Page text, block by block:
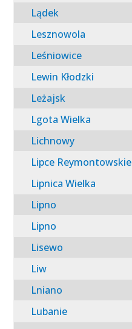
Lądek
Lesznowola
Leśniowice
Lewin Kłodzki
Leżajsk
Lgota Wielka
Lichnowy
Lipce Reymontowskie
Lipnica Wielka
Lipno
Lipno
Lisewo
Liw
Lniano
Lubanie